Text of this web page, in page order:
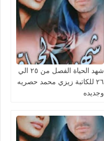
شهد الحياة الفصل من ٢٥ الي
٢٦ للكاتبة زيزي محمد حصريه
وجديده